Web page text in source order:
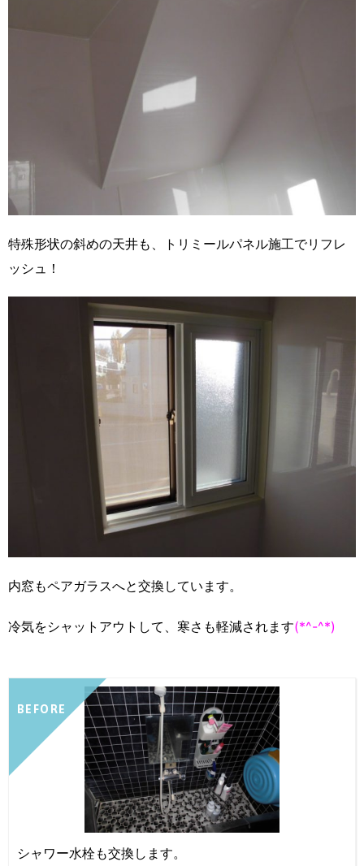
特殊形状の斜めの天井も、トリミールパネル施工でリフレ
ッシュ！
内窓もペアガラスへと交換しています。
冷気をシャットアウトして、寒さも軽減されます(*^-^*)
BEFORE
シャワー水栓も交換します。